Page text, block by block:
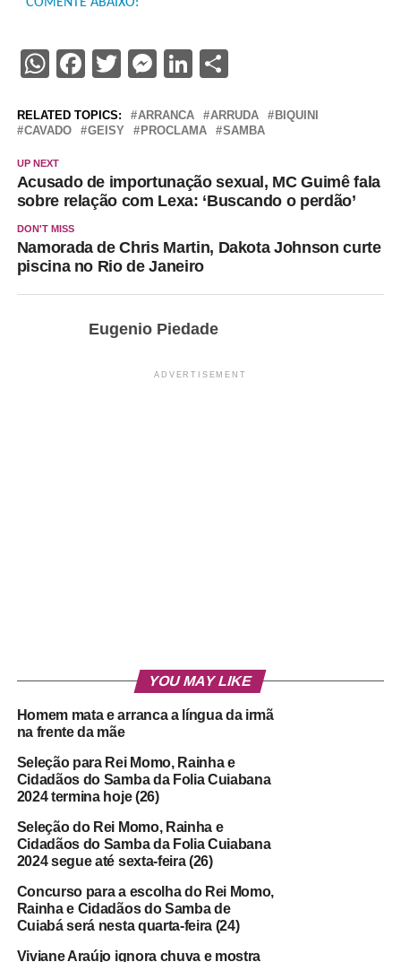
WhatsApp
Facebook
Twitter
Messenger
LinkedIn
Share
RELATED TOPICS: ARRANCA ARRUDA
BIQUINI
CAVADO
GEISY PROCLAMA SAMBA
UP NEXT
Acusado de importunação sexual, MC Guimê fala
sobre relação com Lexa: ‘Buscando o perdão’
DON'T MISS
Namorada de Chris Martin, Dakota Johnson curte
piscina no Rio de Janeiro
Eugenio Piedade
ADVERTISEMENT
YOU MAY LIKE
Homem mata e arranca a língua da irmã
na frente da mãe
Seleção para Rei Momo, Rainha e
Cidadãos do Samba da Folia Cuiabana
2024 termina hoje (26)
Seleção do Rei Momo, Rainha e
Cidadãos do Samba da Folia Cuiabana
2024 segue até sexta-feira (26)
Concurso para a escolha do Rei Momo,
Rainha e Cidadãos do Samba de
Cuiabá será nesta quarta-feira (24)
Viviane Araújo ignora chuva e mostra